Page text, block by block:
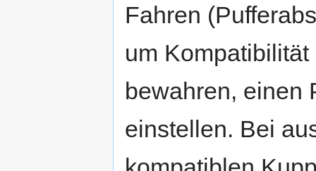
Fahren
um
bewahren, einen
einstellen. Bei